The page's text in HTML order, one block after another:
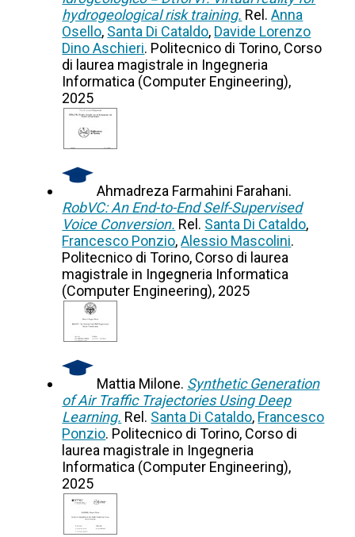
hydrogeological risk training. Rel.Anna
Osello, Santa Di Cataldo, Davide Lorenzo
Dino Aschieri. Politecnico di Torino, Corso
di laurea magistrale in Ingegneria
Informatica (Computer Engineering),
2025
Ahmadreza Farmahini Farahani.
RobVC: An End-to-End Self-Supervised
Voice Conversion. Rel. Santa Di Cataldo,
Francesco Ponzio,Alessio Mascolini.
Politecnico di Torino, Corso di laurea
magistrale in Ingegneria Informatica
(Computer Engineering), 2025
Mattia Milone. Synthetic Generation
of Air Traffic Trajectories Using Deep
Learning. Rel. Santa Di Cataldo, Francesco
Ponzio. Politecnico di Torino, Corso di
laurea magistrale in Ingegneria
Informatica (Computer Engineering),
2025